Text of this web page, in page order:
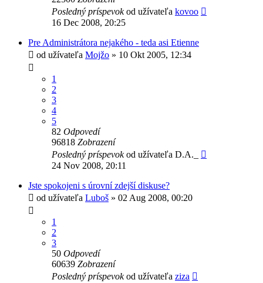
Posledný príspevokod užívateľa kovoo
16 Dec 2008, 20:25
Pre Administrátora nejakého - teda asi Etienne
od užívateľa Mojžo » 10 Okt 2005, 12:34
1
2
3
4
5
82 Odpovedí
96818 Zobrazení
Posledný príspevokod užívateľa D.A._
24 Nov 2008, 20:11
Jste spokojeni s úrovní zdejší diskuse?
od užívateľa Luboš » 02 Aug 2008, 00:20
1
2
3
50 Odpovedí
60639 Zobrazení
Posledný príspevokod užívateľa ziza